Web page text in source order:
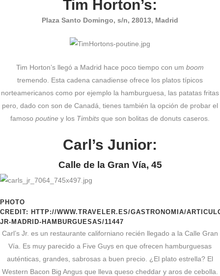
Tim Horton’s:
Plaza Santo Domingo, s/n, 28013, Madrid
Tim Horton’s llegó a Madrid hace poco tiempo con um boom
tremendo. Esta cadena canadiense ofrece los platos típicos
norteamericanos como por ejemplo la hamburguesa, las patatas fritas
pero, dado con son de Canadá, tienes también la opción de probar el
famoso poutine y los Timbits que son bolitas de donuts caseros.
Carl’s Junior:
Calle de la Gran Vía, 45
PHOTO
CREDIT: HTTP://WWW.TRAVELER.ES/GASTRONOMIA/
JR-MADRID-HAMBURGUESAS/11447
Carl’s Jr. es un restaurante californiano recién llegado a la Calle Gran
Vía. Es muy parecido a Five Guys en que ofrecen hamburguesas
auténticas, grandes, sabrosas a buen precio. ¿El plato estrella? El
Western Bacon Big Angus que lleva queso cheddar y aros de cebolla.